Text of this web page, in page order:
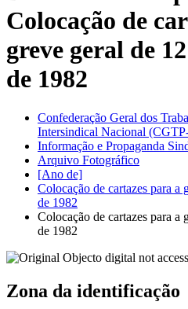
Colocação de
greve geral de
de 1982
Confederação Geral dos
Intersindical Nacional
Informação e Propaganda
Arquivo Fotográfico
[Ano de]
Colocação de cartazes para a
de 1982
Colocação de cartazes para a
de 1982
Zona da identificação